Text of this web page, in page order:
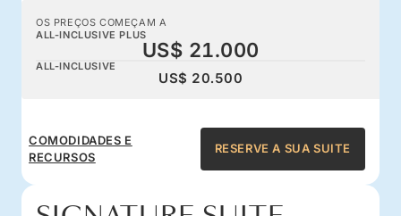
OS PREÇOS COMEÇAM A
ALL-INCLUSIVE PLUS
US$ 21.000
ALL-INCLUSIVE
US$ 20.500
COMODIDADES E
RECURSOS
RESERVE A SUA SUITE